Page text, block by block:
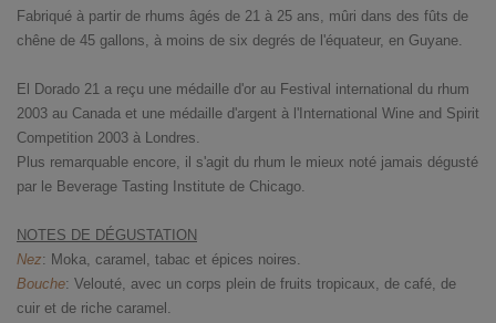
Fabriqué à partir de rhums âgés de 21 à 25 ans, mûri dans des fûts de
chêne de 45 gallons, à moins de six degrés de l'équateur, en Guyane.
El Dorado 21 a reçu une médaille d'or au Festival international du rhum
2003 au Canada et une médaille d'argent à l'International Wine and Spirit
Competition 2003 à Londres.
Plus remarquable encore, il s'agit du rhum le mieux noté jamais dégusté
par le Beverage Tasting Institute de Chicago.
NOTES DE DÉGUSTATION
Nez: Moka, caramel, tabac et épices noires.
Bouche: Velouté, avec un corps plein de fruits tropicaux, de café, de
cuir et de riche caramel.